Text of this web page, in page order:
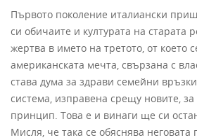
Първото поколение италиански
си обичаите и културата на старата
жертва в името на третото, от което
американската мечта, свързана с
става дума за здрави семейни
система, изправена срещу новите,
принцип. Това е и винаги ще си
Мисля, че така се обяснява неговата